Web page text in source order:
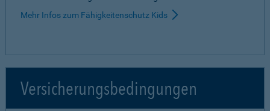
Mehr Infos zum Fähigkeitenschutz Kids
Versicherungsbedingungen